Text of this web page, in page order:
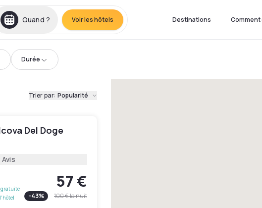
Quand ? Voir les hôtels Destinations Comment
Durée
Trier par: Popularité
Del Doge
Avis
57 €
-43% 100 €la nuit